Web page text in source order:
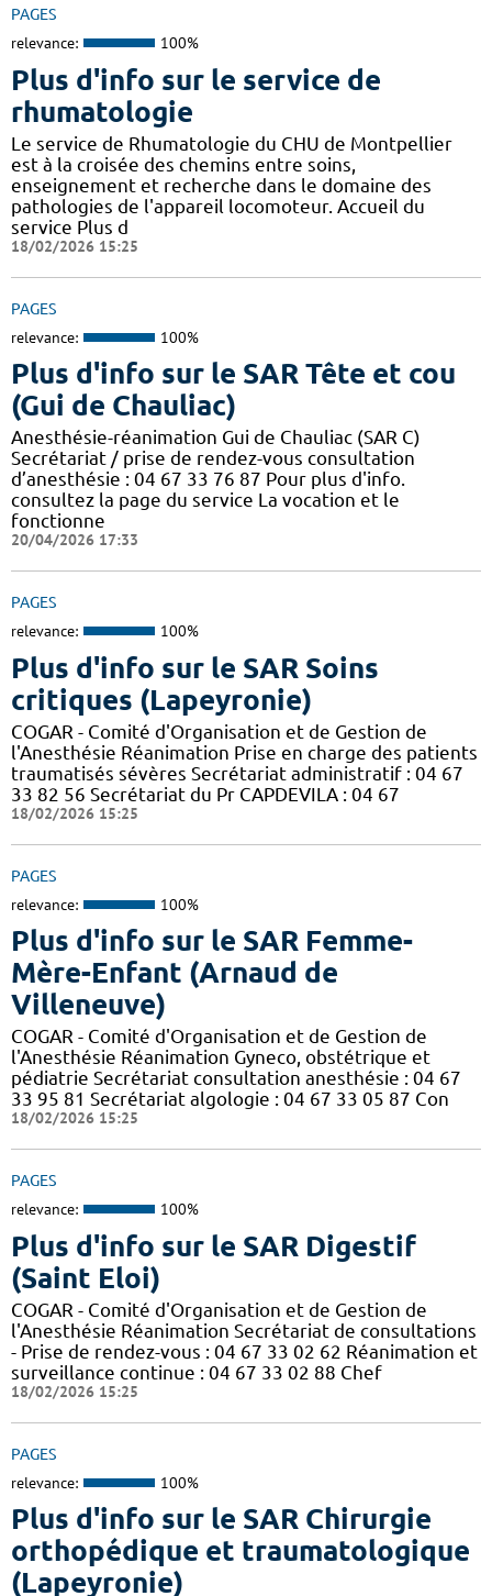
PAGES
relevance: 100%
Plus d'info sur le service de
rhumatologie
Le service de Rhumatologie du CHU de Montpellier
est à la croisée des chemins entre soins,
enseignement et recherche dans le domaine des
pathologies de l'appareil locomoteur. Accueil du
service Plus d
18/02/2026 15:25
PAGES
relevance: 100%
Plus d'info sur le SAR Tête et cou
(Gui de Chauliac)
Anesthésie-réanimation Gui de Chauliac (SAR C)
Secrétariat / prise de rendez-vous consultation
d’anesthésie : 04 67 33 76 87 Pour plus d'info.
consultez la page du service La vocation et le
fonctionne
20/04/2026 17:33
PAGES
relevance: 100%
Plus d'info sur le SAR Soins
critiques (Lapeyronie)
COGAR - Comité d'Organisation et de Gestion de
l'Anesthésie Réanimation Prise en charge des patients
traumatisés sévères Secrétariat administratif : 04 67
33 82 56 Secrétariat du Pr CAPDEVILA : 04 67
18/02/2026 15:25
PAGES
relevance: 100%
Plus d'info sur le SAR Femme-
Mère-Enfant (Arnaud de
Villeneuve)
COGAR - Comité d'Organisation et de Gestion de
l'Anesthésie Réanimation Gyneco, obstétrique et
pédiatrie Secrétariat consultation anesthésie : 04 67
33 95 81 Secrétariat algologie : 04 67 33 05 87 Con
18/02/2026 15:25
PAGES
relevance: 100%
Plus d'info sur le SAR Digestif
(Saint Eloi)
COGAR - Comité d'Organisation et de Gestion de
l'Anesthésie Réanimation Secrétariat de consultations
- Prise de rendez-vous : 04 67 33 02 62 Réanimation et
surveillance continue : 04 67 33 02 88 Chef
18/02/2026 15:25
PAGES
relevance: 100%
Plus d'info sur le SAR Chirurgie
orthopédique et traumatologique
(Lapeyronie)